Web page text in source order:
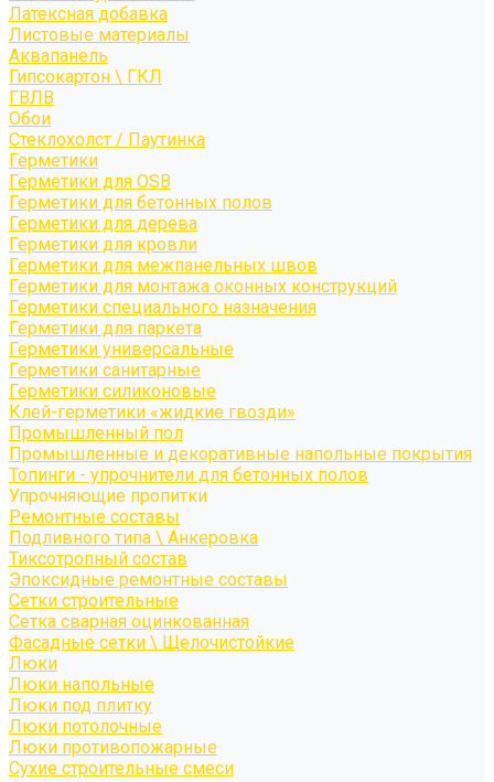
Латексная добавка
Листовые материалы
Аквапанель
Гипсокартон \ ГКЛ
ГВЛВ
Обои
Стеклохолст / Паутинка
Герметики
Герметики для OSB
Герметики для бетонных полов
Герметики для дерева
Герметики для кровли
Герметики для межпанельных швов
Герметики для монтажа оконных конструкций
Герметики специального назначения
Герметики для паркета
Герметики универсальные
Герметики санитарные
Герметики силиконовые
Клей-герметики «жидкие гвозди»
Промышленный пол
Промышленные и декоративные напольные покрытия
Топинги - упрочнители для бетонных полов
Упрочняющие пропитки
Ремонтные составы
Подливного типа \ Анкеровка
Тиксотропный состав
Эпоксидные ремонтные составы
Сетки строительные
Сетка сварная оцинкованная
Фасадные сетки \ Щелочистойкие
Люки
Люки напольные
Люки под плитку
Люки потолочные
Люки противопожарные
Сухие строительные смеси